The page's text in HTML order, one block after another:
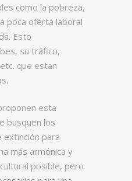
como la pobreza,
poca oferta laboral
Esto
su tráfico,
que estan
esta
busquen los
extinción para
más armónica y
posible, pero